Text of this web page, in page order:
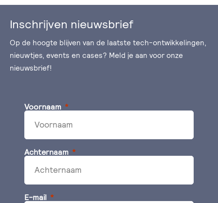
Inschrijven nieuwsbrief
Op de hoogte blijven van de laatste tech-ontwikkelingen,
nieuwtjes, events en cases? Meld je aan voor onze
nieuwsbrief!
Voornaam
Achternaam
E-mail